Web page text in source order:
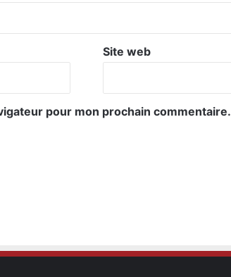
Site web
pour mon prochain commentaire.